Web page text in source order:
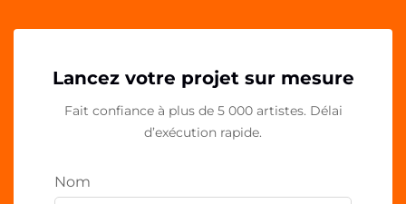
Lancez votre projet sur mesure
Fait confiance à plus de 5 000 artistes. Délai
d’exécution rapide.
Nom